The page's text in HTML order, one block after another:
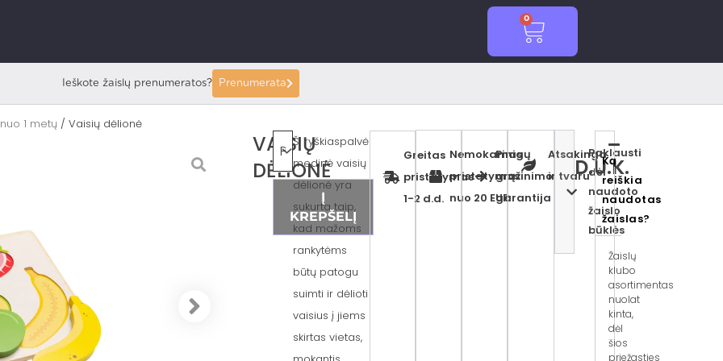
0
Cart
Ieškote žaislų prenumeratos? Prenumerata
1 metų / Vaisių dėlionė
VAISIŲ
DĖLIONĖ
Į
KREPŠELĮ
Ši ryškiaspalvė
medinė vaisių
dėlionė yra
sukurta taip,
kad mažoms
rankytėms
būtų patogu
suimti ir dėlioti
vaisius į jiems
skirtas vietas,
Greitas
pristatymas
1-2 d.d.
Nemokamas
pristatymas
nuo 20 EUR
Pinigų
grąžinimo
garantija
Atsakinga
ir tvaru
Paklausti
dėl
naudoto
žaislo
būklės
D.U.K.
Ką
reiškia
naudotas
žaislas?
Žaislų
klubo
asortimentas
nuolat
kinta,
dėl
šios
priežasties